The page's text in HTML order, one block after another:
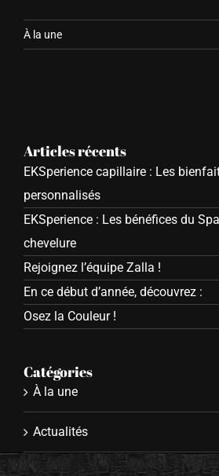
À la une
Articles récents
EKSperience capillaire : Les
personnalisés
EKSperience : Les bénéfices du
chevelure
Rejoignez l’équipe Zalla !
En ce début d’année, découvrez :
Osez la Couleur !
Catégories
À la une
Actualités